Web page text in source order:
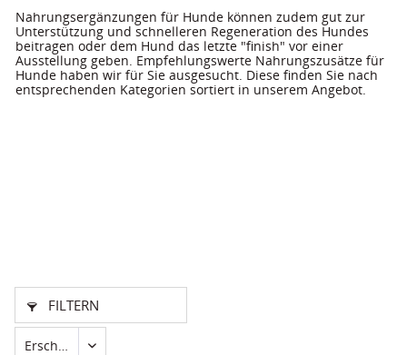
Nahrungsergänzungen für Hunde können zudem gut zur
Unterstützung und schnelleren Regeneration des Hundes
beitragen oder dem Hund das letzte "finish" vor einer
Ausstellung geben. Empfehlungswerte Nahrungszusätze für
Hunde haben wir für Sie ausgesucht. Diese finden Sie nach
entsprechenden Kategorien sortiert in unserem Angebot.
FILTERN
Erscheinungsdatum